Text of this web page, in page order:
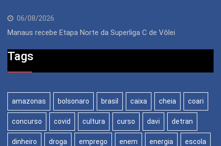
06/08/2026
Manaus recebe Etapa Norte da Superliga C de Vôlei
Tags
amazonas bolsonaro brasil caixa cheia coari
concurso covid cultura curso davi detran
dinheiro droga emprego enem energia escola